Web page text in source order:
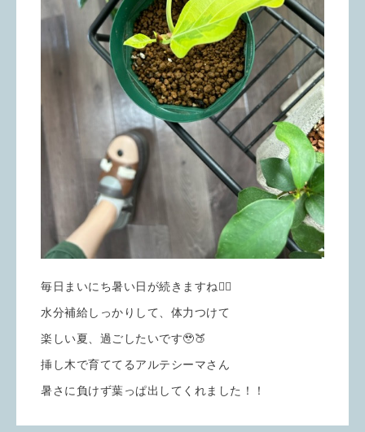
毎日まいにち暑い日が続きますね😵‍💫
水分補給しっかりして、体力つけて
楽しい夏、過ごしたいです🥹🍑
挿し木で育ててるアルテシーマさん
暑さに負けず葉っぱ出してくれました！！